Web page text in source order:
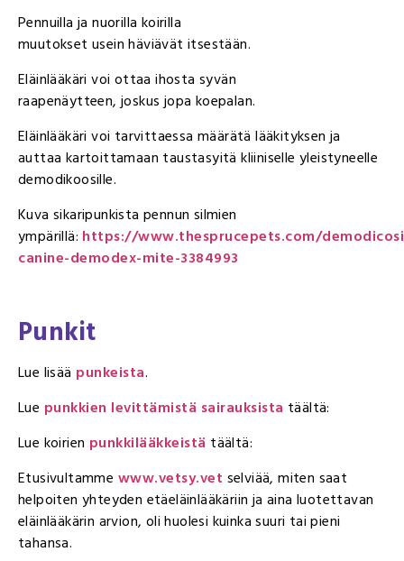
Pennuilla ja nuorilla koirilla
muutokset usein häviävät itsestään.
Eläinlääkäri voi ottaa ihosta syvän
raapenäytteen, joskus jopa koepalan.
Eläinlääkäri voi tarvittaessa määrätä lääkityksen ja
auttaa kartoittamaan taustasyitä kliiniselle yleistyneelle
demodikoosille.
Kuva sikaripunkista pennun silmien
ympärillä: https://www.thesprucepets.com/
canine-demodex-mite-3384993
Punkit
Lue lisää punkeista.
Lue punkkien levittämistä sairauksista täältä:
Lue koirien punkkilääkkeistä täältä:
Etusivultamme www.vetsy.vet selviää, miten saat
helpoiten yhteyden etäeläinlääkäriin ja aina luotettavan
eläinlääkärin arvion, oli huolesi kuinka suuri tai pieni
tahansa.